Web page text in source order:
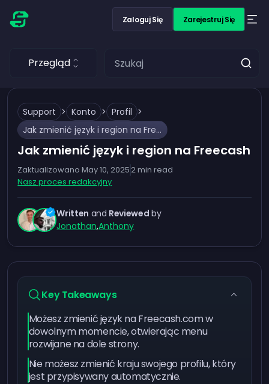
Zaloguj Się Zarejestruj Się
Przegląd
Support > Konto > Profil >
Jak zmienić język i region na Freecash
Jak zmienić język i region na Freecash
Zaktualizowano May 10, 20252min read
Nasz proces redakcyjny
Written and Reviewed by
Jonathan,Anthony
Key Takeaways
Możesz zmienić język na Freecash.com w
dowolnym momencie, otwierając menu
rozwijane na dole strony.
Nie możesz zmienić kraju swojego profilu, który
jest przypisywany automatycznie.